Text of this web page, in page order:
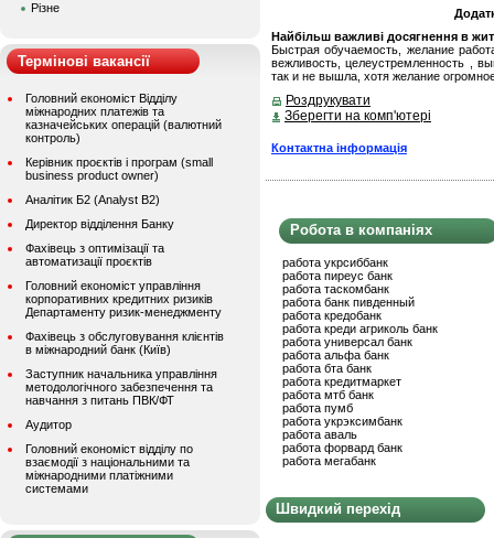
Різне
Термінові вакансії
Головний економіст Відділу
міжнародних платежів та
казначейських операцій (валютний
контроль)
Керівник проєктів і програм (small
business product owner)
Аналітик Б2 (Analyst B2)
Директор відділення Банку
Фахівець з оптимізації та
автоматизації проєктів
Головний економіст управління
корпоративних кредитних ризиків
Департаменту ризик-менеджменту
Фахівець з обслуговування клієнтів
в міжнародний банк (Київ)
Заступник начальника управління
методологічного забезпечення та
навчання з питань ПВК/ФТ
Аудитор
Головний економіст відділу по
взаємодії з національними та
міжнародними платіжними
системами
Найбільш важливі досягнення в
Быстрая обучаемость, желание
вежливость, целеустремленность ,
так и не вышла, хотя желание
Роздрукувати
Зберегти на комп'ютері
Контактна інформація
Робота в компаніях
работа укрсиббанк
работа пиреус банк
работа таскомбанк
работа банк пивденный
работа кредобанк
работа креди агриколь банк
работа универсал банк
работа альфа банк
работа бта банк
работа кредитмаркет
работа мтб банк
работа пумб
работа укрэксимбанк
работа аваль
работа форвард банк
работа мегабанк
Швидкий перехід